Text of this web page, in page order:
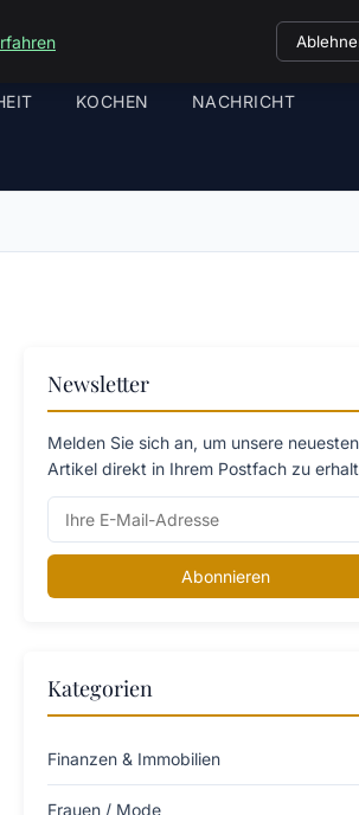
KOCHEN NACHRICHT
Newsletter
Melden Sie sich an, um unsere neuesten
Artikel direkt in Ihrem Postfach zu
Abonnieren
Kategorien
Finanzen & Immobilien
Frauen / Mode